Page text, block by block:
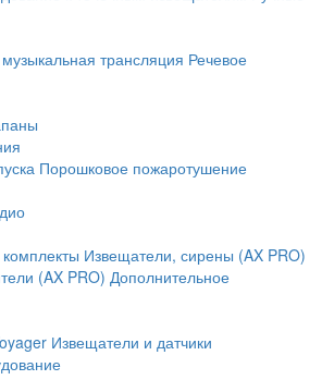
трансляция Речевое
Порошковое пожаротушение
Извещатели, сирены (AX PRO)
(AX PRO) Дополнительное
Извещатели и датчики